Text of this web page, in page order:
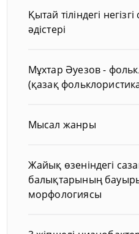
Қытай тіліндегі
әдістері
Мұхтар Әуезов -
(қазақ
Мысал жанры
Жайық өзеніндегі
балықтарының
морфологиясы